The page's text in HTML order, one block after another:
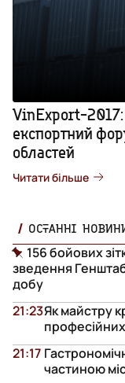
VinExport-2017:
експортний
областей
Читати більше
ОСТАННІ
156 бойових
зведення
добу
Як майстру
21:23
частиною
21:17